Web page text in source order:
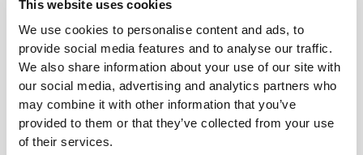
This website uses cookies
We use cookies to personalise content and ads, to
provide social media features and to analyse our traffic.
We also share information about your use of our site with
our social media, advertising and analytics partners who
may combine it with other information that you’ve
provided to them or that they’ve collected from your use
of their services.
Χωρίς ραμμένη ετικέτα
Τα ρούχα μας είναι συνώνυμο της άνεσης. Έχουμε
υιοθετήσει μια προσέγγιση που αφήνει ένα
σημαντικό αποτύπωμα στα ενδύματά μας: χωρίς
ραφές! Χωρίς ραμμένη ετικέτα, η ένδυση γίνεται πιο
άνετη, καθώς δεν προκαλεί ερεθισμό στο δέρμα.